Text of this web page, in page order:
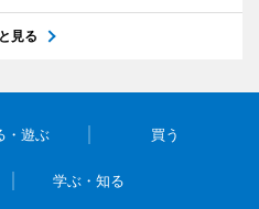
見る
・遊ぶ 買う
学ぶ・知る